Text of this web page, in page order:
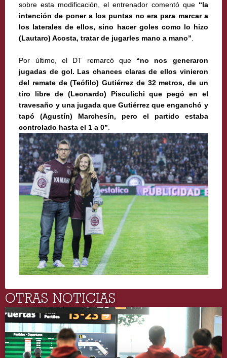
sobre esta modificación, el entrenador comentó que “la
intención de poner a los puntas no era para marcar a
los laterales de ellos, sino hacer goles como lo hizo
(Lautaro) Acosta, tratar de jugarles mano a mano”.
Por último, el DT remarcó que “no nos generaron
jugadas de gol. Las chances claras de ellos vinieron
del remate de (Teófilo) Gutiérrez de 32 metros, de un
tiro libre de (Leonardo) Pisculichi que pegó en el
travesaño y una jugada que Gutiérrez que enganchó y
tapó (Agustín) Marchesín, pero el partido estaba
controlado hasta el 1 a 0”.
OTRAS NOTICIAS